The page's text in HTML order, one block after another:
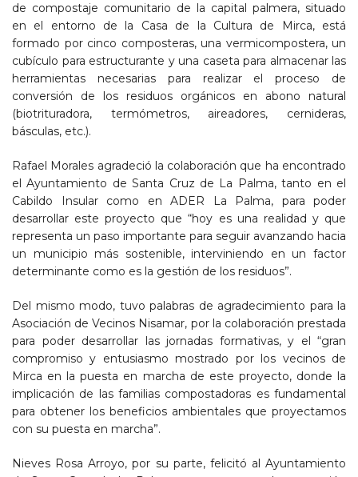
de compostaje comunitario de la capital palmera, situado
en el entorno de la Casa de la Cultura de Mirca, está
formado por cinco composteras, una vermicompostera, un
cubículo para estructurante y una caseta para almacenar las
herramientas necesarias para realizar el proceso de
conversión de los residuos orgánicos en abono natural
(biotrituradora, termómetros, aireadores, cernideras,
básculas, etc.).
Rafael Morales agradeció la colaboración que ha encontrado
el Ayuntamiento de Santa Cruz de La Palma, tanto en el
Cabildo Insular como en ADER La Palma, para poder
desarrollar este proyecto que “hoy es una realidad y que
representa un paso importante para seguir avanzando hacia
un municipio más sostenible, interviniendo en un factor
determinante como es la gestión de los residuos”.
Del mismo modo, tuvo palabras de agradecimiento para la
Asociación de Vecinos Nisamar, por la colaboración prestada
para poder desarrollar las jornadas formativas, y el “gran
compromiso y entusiasmo mostrado por los vecinos de
Mirca en la puesta en marcha de este proyecto, donde la
implicación de las familias compostadoras es fundamental
para obtener los beneficios ambientales que proyectamos
con su puesta en marcha”.
Nieves Rosa Arroyo, por su parte, felicitó al Ayuntamiento